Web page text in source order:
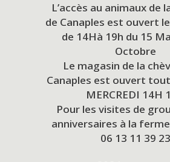
L’accès au animaux de
de Canaples est ouvert le
de 14Hà 19h du 15
Octobre
Le magasin de la
Canaples est ouvert
MERCREDI 14H
Pour les visites de
anniversaires à la
06 13 11 39 23